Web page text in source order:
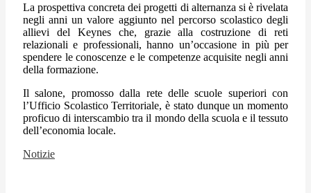
La prospettiva concreta dei progetti di alternanza si è rivelata
negli anni un valore aggiunto nel percorso scolastico degli
allievi del Keynes che, grazie alla costruzione di reti
relazionali e professionali, hanno un’occasione in più per
spendere le conoscenze e le competenze acquisite negli anni
della formazione.
Il salone, promosso dalla rete delle scuole superiori con
l’Ufficio Scolastico Territoriale, è stato dunque un momento
proficuo di interscambio tra il mondo della scuola e il tessuto
dell’economia locale.
Notizie